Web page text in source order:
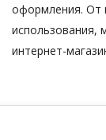
оформления. От
использования,
интернет-